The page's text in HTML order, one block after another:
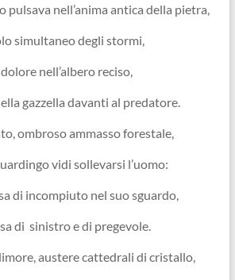
pulsava nell’anima antica della pietra,
simultaneo degli stormi,
nell’albero reciso,
gazzella davanti al predatore.
ombroso ammasso forestale,
vidi sollevarsi l’uomo:
di incompiuto nel suo sguardo,
di sinistro e di pregevole.
austere cattedrali di cristallo,